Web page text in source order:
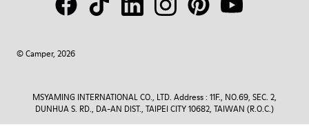
© Camper, 2026
MSYAMING INTERNATIONAL CO., LTD. Address : 11F., NO.69, SEC. 2,
DUNHUA S. RD., DA-AN DIST., TAIPEI CITY 10682, TAIWAN (R.O.C.)